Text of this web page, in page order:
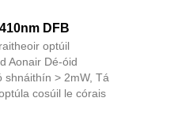
DFB
optúil
Aonair Dé-óid
shnáithín > 2mW, Tá
cosúil le córais